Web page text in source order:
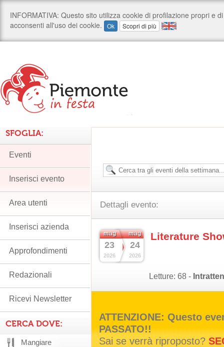
Dettagli evento:
mag
23
2026
mag
24
2026
Literature
Letture: 68 -
ATTENZIONE: Questo
PASSATO!!
Sai se verrà riproposto?
SFOGLIA:
Eventi
Inserisci evento
Area utenti
Inserisci azienda
Approfondimenti
Redazionali
Ricevi Newsletter
CERCA DOVE:
Mangiare